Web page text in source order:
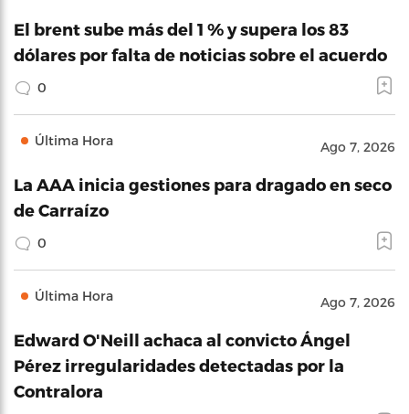
El brent sube más del 1 % y supera los 83
dólares por falta de noticias sobre el acuerdo
0
Última Hora Ago 7, 2026
La AAA inicia gestiones para dragado en seco
de Carraízo
0
Última Hora Ago 7, 2026
Edward O'Neill achaca al convicto Ángel
Pérez irregularidades detectadas por la
Contralora